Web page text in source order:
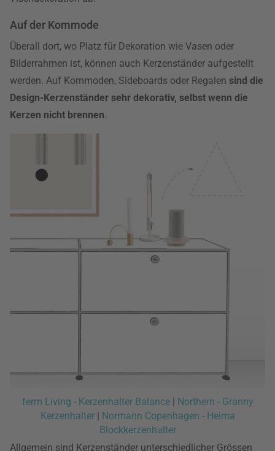
Auf der Kommode
Überall dort, wo Platz für Dekoration wie Vasen oder
Bilderrahmen ist, können auch Kerzenständer aufgestellt
werden. Auf Kommoden, Sideboards oder Regalen sind die
Design-Kerzenständer sehr dekorativ, selbst wenn die
Kerzen nicht brennen.
ferm Living - Kerzenhalter Balance| Northern - Granny
Kerzenhalter| Normann Copenhagen - Heima
Blockkerzenhalter
Allgemein sind Kerzenständer unterschiedlicher Grössen